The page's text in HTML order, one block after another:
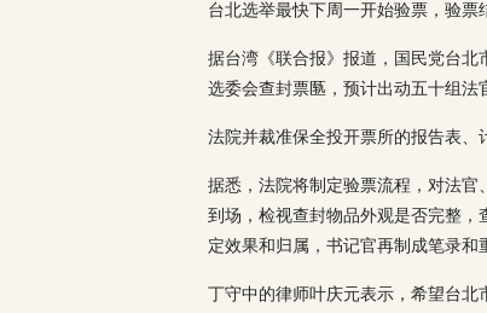
台北选举最快下周一开始验票，验票
据台湾《联合报》报道，国民党台
选委会查封票匦，预计出动五十组法
法院并裁准保全投开票所的报告表、
据悉，法院将制定验票流程，对法官
到场，检视查封物品外观是否完整，
定效果和归属，书记官再制成笔录和
丁守中的律师叶庆元表示，希望台北